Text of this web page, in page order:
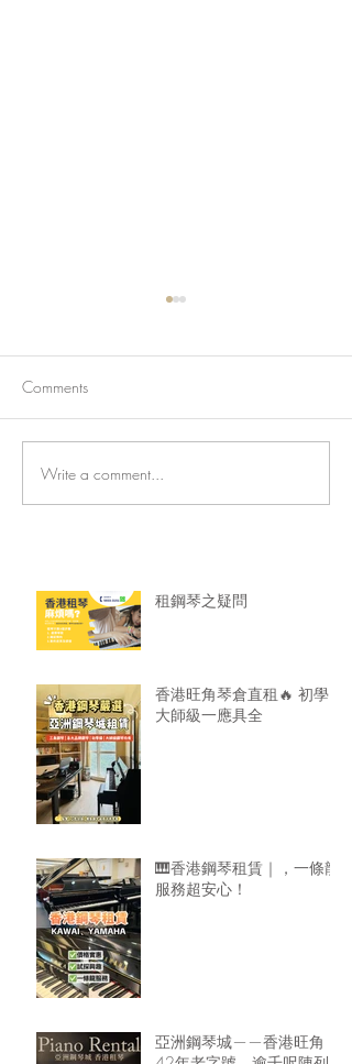
香港旺角琴倉直租🔥 初學
大師級一應具全
Comments
Write a comment...
租鋼琴之疑問
香港旺角琴倉直租🔥 初學
大師級一應具全
🎹香港鋼琴租賃｜，一條龍
服務超安心！
亞洲鋼琴城——香港旺角